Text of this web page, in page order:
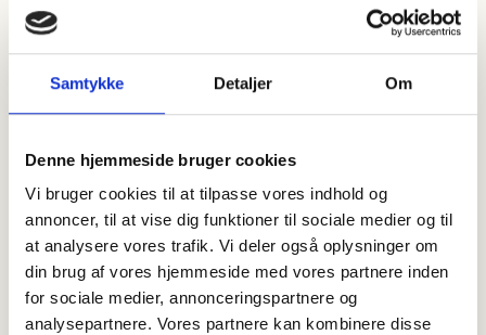
Samtykke Detaljer Om
Denne hjemmeside bruger cookies
Vi bruger cookies til at tilpasse vores indhold og
annoncer, til at vise dig funktioner til sociale medier og til
at analysere vores trafik. Vi deler også oplysninger om
din brug af vores hjemmeside med vores partnere inden
for sociale medier, annonceringspartnere og
analysepartnere. Vores partnere kan kombinere disse